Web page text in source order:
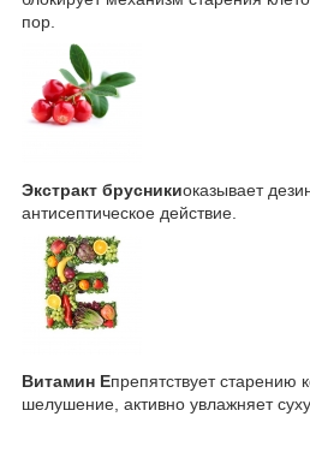
пор.
Экстракт брусникиоказывает
антисептическое действие.
Витамин Епрепятствует старению
шелушение, активно увлажняет